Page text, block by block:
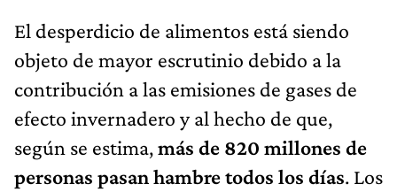
El desperdicio de alimentos está siendo
objeto de mayor escrutinio debido a la
contribución a las emisiones de gases de
efecto invernadero y al hecho de que,
según se estima,más de 820 millones de
personas pasan hambre todos los días. Los